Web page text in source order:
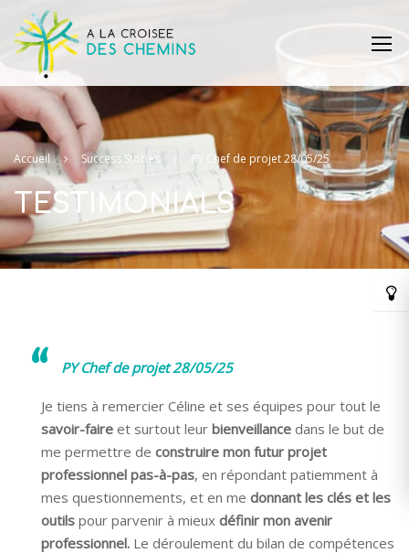
Accueil Success Stories PY Chef de projet 28/05/25
TESTIMONIALS
PY Chef de projet 28/05/25
Je tiens à remercier Céline et ses équipes pour tout le
savoir-faire et surtout leur bienveillance dans le but de
me permettre de construire mon futur projet
professionnel pas-à-pas, en répondant patiemment à
mes questionnements, et en me donnant les clés et les
outils pour parvenir à mieux définir mon avenir
professionnel. Le déroulement du bilan de compétences